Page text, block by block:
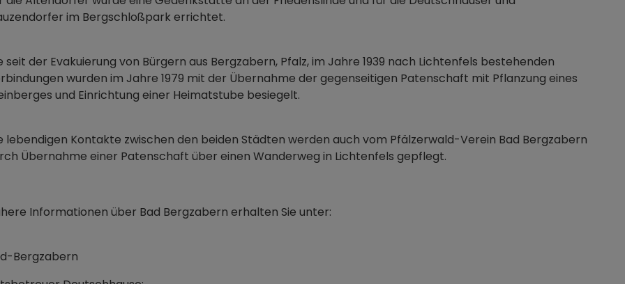
im Bergschloßpark errichtet.
seit der Evakuierung von Bürgern aus Bergzabern, Pfalz, im Jahre 1939 nach Lichtenfels bestehenden
wurden im Jahre 1979 mit der Übernahme der gegenseitigen Patenschaft mit Pflanzung eines
und Einrichtung einer Heimatstube besiegelt.
lebendigen Kontakte zwischen den beiden Städten werden auch vom Pfälzerwald-Verein Bad Bergzabern
Übernahme einer Patenschaft über einen Wanderweg in Lichtenfels gepflegt.
Informationen über Bad Bergzabern erhalten Sie unter:
Bergzabern